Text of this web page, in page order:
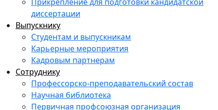
диссертации
Выпускнику
Студентам и выпускникам
Карьерные мероприятия
Кадровым партнерам
Сотруднику
Профессорско-преподавательский состав
Научная библиотека
Первичная профсоюзная организация